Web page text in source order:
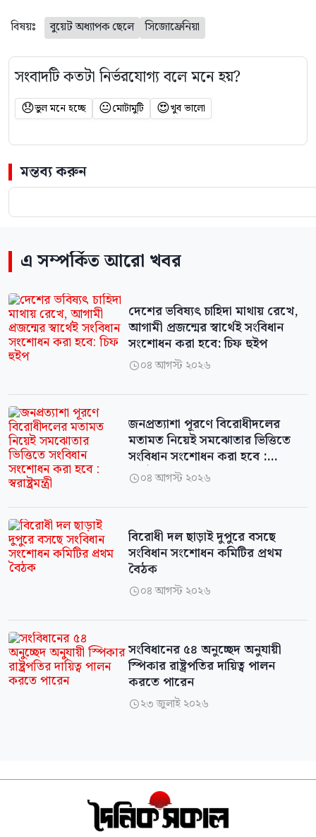
বিষয়ঃ বুয়েট অধ্যাপক ছেলে সিজোফ্রেনিয়া
সংবাদটি কতটা নির্ভরযোগ্য বলে মনে হয়?
😞ভুল মনে হচ্ছে 😐মোটামুটি 😍খুব ভালো
মন্তব্য করুন
এ সম্পর্কিত আরো খবর
দেশের ভবিষ্যৎ চাহিদা মাথায় রেখে,
আগামী প্রজন্মের স্বার্থেই সংবিধান
সংশোধন করা হবে: চিফ হুইপ
০৪ আগস্ট ২০২৬
জনপ্রত্যাশা পূরণে বিরোধীদলের
মতামত নিয়েই সমঝোতার ভিত্তিতে
সংবিধান সংশোধন করা হবে :
স্বরাষ্ট্রমন্ত্রী
০৪ আগস্ট ২০২৬
বিরোধী দল ছাড়াই দুপুরে বসছে
সংবিধান সংশোধন কমিটির প্রথম
বৈঠক
০৪ আগস্ট ২০২৬
সংবিধানের ৫৪ অনুচ্ছেদ অনুযায়ী
স্পিকার রাষ্ট্রপতির দায়িত্ব পালন
করতে পারেন
২৩ জুলাই ২০২৬